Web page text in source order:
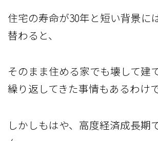
住宅の寿命が30年と短い背景に
替わると、
そのまま住める家でも壊して建
繰り返してきた事情もあるわけで
しかしもはや、高度経済成長期